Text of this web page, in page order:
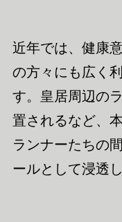
近年では、健康
の方々にも広く
す。皇居周辺の
置されるなど、
ランナーたちの
ールとして浸透